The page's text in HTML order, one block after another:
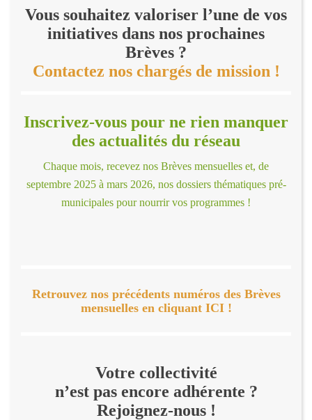
Vous souhaitez valoriser l’une de vos
initiatives dans nos prochaines
Brèves ?
Contactez nos chargés de mission !
Inscrivez-vous pour ne rien manquer
des actualités du réseau
Chaque mois, recevez nos Brèves mensuelles et, de
septembre 2025 à mars 2026, nos dossiers thématiques pré-
municipales pour nourrir vos programmes !
Retrouvez nos précédents numéros des Brèves
mensuelles en cliquant ICI !
Votre collectivité
n’est pas encore adhérente ?
Rejoignez-nous !